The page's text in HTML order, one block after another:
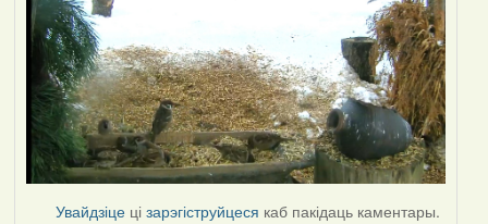
Увайдзіце цізарэгіструйцеся каб пакідаць каментары.